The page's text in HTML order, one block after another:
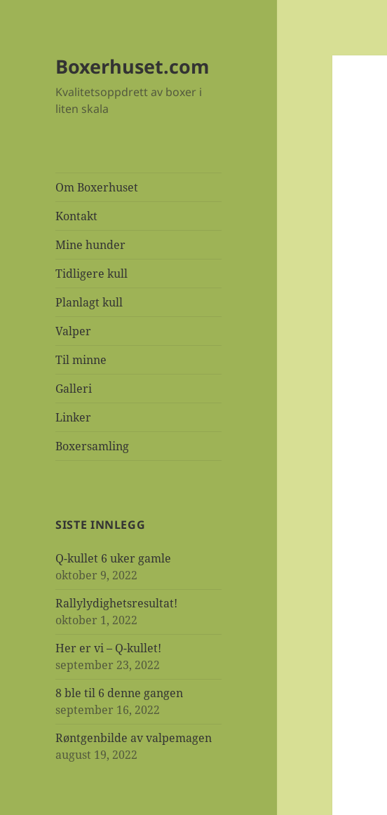
Boxerhuset.com
Kvalitetsoppdrett av boxer i
liten skala
Om Boxerhuset
Kontakt
Mine hunder
Tidligere kull
Planlagt kull
Valper
Til minne
Galleri
Linker
Boxersamling
SISTE INNLEGG
Q-kullet 6 uker gamle
oktober 9, 2022
Rallylydighetsresultat!
oktober 1, 2022
Her er vi – Q-kullet!
september 23, 2022
8 ble til 6 denne gangen
september 16, 2022
Røntgenbilde av valpemagen
august 19, 2022